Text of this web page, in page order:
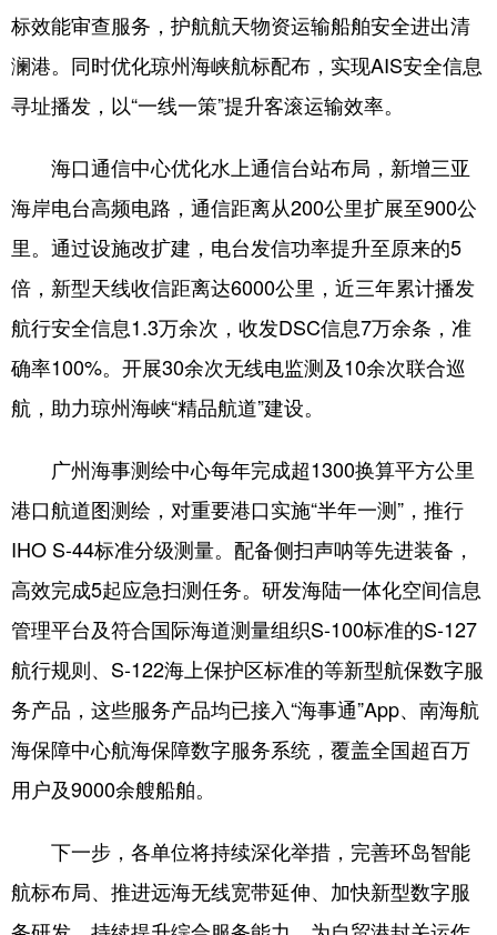
标效能审查服务，护航航天物资运输船舶安全进出清
澜港。同时优化琼州海峡航标配布，实现AIS安全信息
寻址播发，以“一线一策”提升客滚运输效率。
海口通信中心优化水上通信台站布局，新增三亚
海岸电台高频电路，通信距离从200公里扩展至900公
里。通过设施改扩建，电台发信功率提升至原来的5
倍，新型天线收信距离达6000公里，近三年累计播发
航行安全信息1.3万余次，收发DSC信息7万余条，准
确率100%。开展30余次无线电监测及10余次联合巡
航，助力琼州海峡“精品航道”建设。
广州海事测绘中心每年完成超1300换算平方公里
港口航道图测绘，对重要港口实施“半年一测”，推行
IHO S-44标准分级测量。配备侧扫声呐等先进装备，
高效完成5起应急扫测任务。研发海陆一体化空间信息
管理平台及符合国际海道测量组织S-100标准的S-127
航行规则、S-122海上保护区标准的等新型航保数字服
务产品，这些服务产品均已接入“海事通”App、南海航
海保障中心航海保障数字服务系统，覆盖全国超百万
用户及9000余艘船舶。
下一步，各单位将持续深化举措，完善环岛智能
航标布局、推进远海无线宽带延伸、加快新型数字服